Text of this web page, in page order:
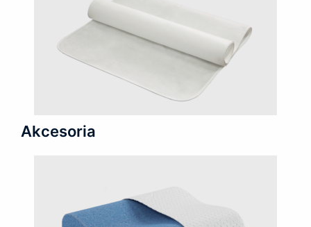
Akcesoria